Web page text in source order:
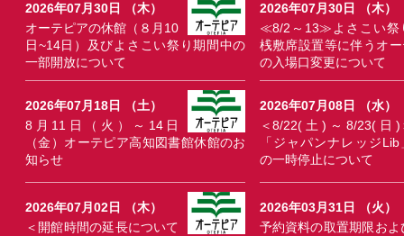
2026年07月30日 （木）
オーテピアの休館（８月10
日~14日）及びよさこい祭り期間中の
一部開放について
2026年07月30日 （木）
≪8/2～13≫よさこい祭
桟敷席設置等に伴うオ
の入場口変更について
2026年07月18日 （土）
8月11日（火）～14日
（金）オーテピア高知図書館休館のお
知らせ
2026年07月08日 （水）
＜8/22(土)～8/23(日)
「ジャパンナレッジLib
の一時停止について
2026年07月02日 （木）
＜開館時間の延長について
2026年03月31日 （火）
予約資料の取置期限およ